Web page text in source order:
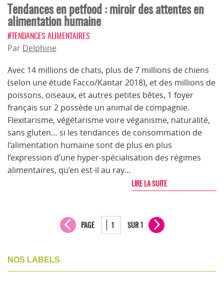
Tendances en petfood : miroir des attentes en
alimentation humaine
#TENDANCES ALIMENTAIRES
Par Delphine
Avec 14 millions de chats, plus de 7 millions de chiens
(selon une étude Facco/Kantar 2018), et des millions de
poissons, oiseaux, et autres petites bêtes, 1 foyer
français sur 2 possède un animal de compagnie.
Flexitarisme, végétarisme voire véganisme, naturalité,
sans gluten… si les tendances de consommation de
l’alimentation humaine sont de plus en plus
l’expression d’une hyper-spécialisation des régimes
alimentaires, qu’en est-il au ray…
LIRE LA SUITE
PAGE SUR 1
NOS LABELS